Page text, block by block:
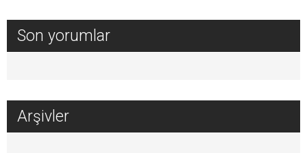
Son yorumlar
Arşivler